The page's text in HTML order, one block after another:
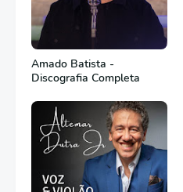
Amado Batista -
Discografia Completa